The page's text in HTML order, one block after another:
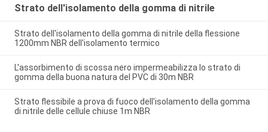
Strato dell'isolamento della gomma di nitrile
Strato dell'isolamento della gomma di nitrile della flessione
1200mm NBR dell'isolamento termico
L'assorbimento di scossa nero impermeabilizza lo strato di
gomma della buona natura del PVC di 30m NBR
Strato flessibile a prova di fuoco dell'isolamento della gomma
di nitrile delle cellule chiuse 1m NBR